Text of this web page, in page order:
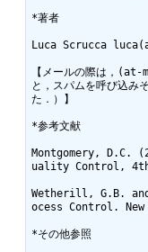
*著者
Luca Scrucca
【メールの際は，(at-
と，スパムを呼び込み
た．）】
*参考文献
Montgomery,
uality Control, 4th
Wetherill, G.B.
ocess Control.
*その他参照